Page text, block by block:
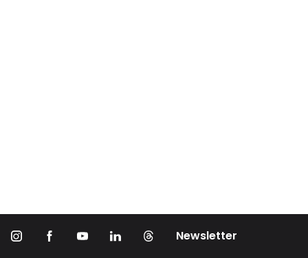
Newsletter